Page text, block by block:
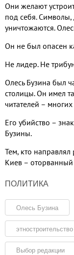
Они желают
под себя. Символы,
уничтожаются.
Он не был опасен
Не лидер. Не
Олесь Бузина был
столицы. Он имел
читателей –
Его убийство –
Бузины.
Тем, кто
Киев –
ПОЛИТИКА
Олесь Бузина
этностроительство
Выбор редакции